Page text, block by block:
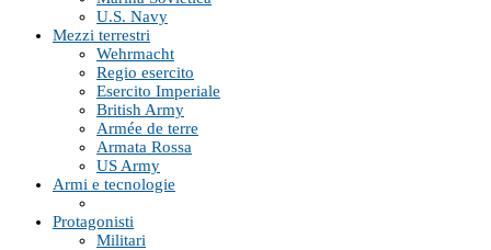
U.S. Navy
Mezzi terrestri
Wehrmacht
Regio esercito
Esercito Imperiale
British Army
Armée de terre
Armata Rossa
US Army
Armi e tecnologie
Protagonisti
Militari